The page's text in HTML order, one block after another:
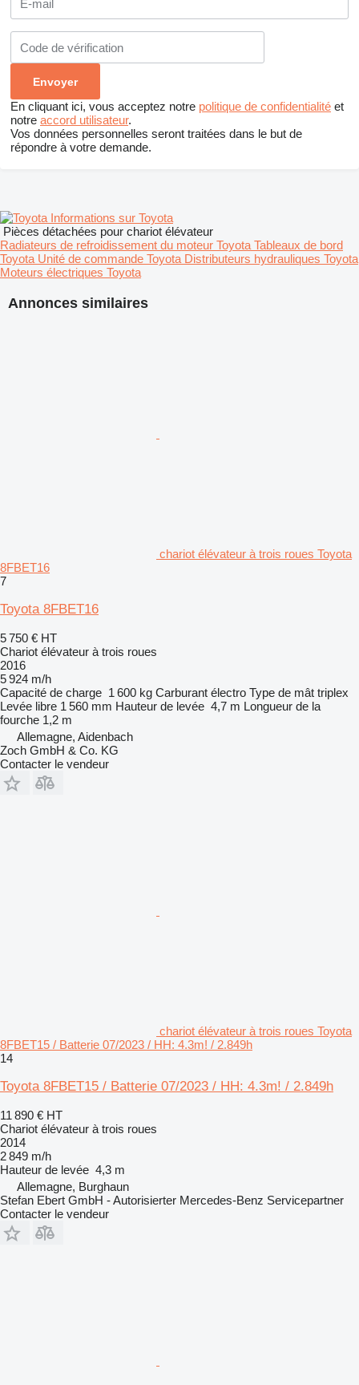
En cliquant ici, vous acceptez notre politique de confidentialité et
notre accord utilisateur.
Vos données personnelles seront traitées dans le but de
répondre à votre demande.
Annonces similaires
chariot élévateur à trois roues Toyota
8FBET16
7
Toyota 8FBET16
5 750 € HT
Chariot élévateur à trois roues
2016
5 924 m/h
Capacité de charge 1 600 kg Carburant électro Type de mât triplex
Levée libre 1 560 mm Hauteur de levée 4,7 m Longueur de la
fourche 1,2 m
Allemagne, Aidenbach
Zoch GmbH & Co. KG
Contacter le vendeur
chariot élévateur à trois roues Toyota
8FBET15 / Batterie 07/2023 / HH: 4.3m! / 2.849h
14
Toyota 8FBET15 / Batterie 07/2023 / HH: 4.3m! / 2.849h
11 890 € HT
Chariot élévateur à trois roues
2014
2 849 m/h
Hauteur de levée 4,3 m
Allemagne, Burghaun
Stefan Ebert GmbH - Autorisierter Mercedes-Benz Servicepartner
Contacter le vendeur
Informations sur Toyota
Pièces détachées pour chariot élévateur
Radiateurs de refroidissement du moteur Toyota Tableaux de bord
Toyota Unité de commande Toyota Distributeurs hydrauliques Toyota
Moteurs électriques Toyota